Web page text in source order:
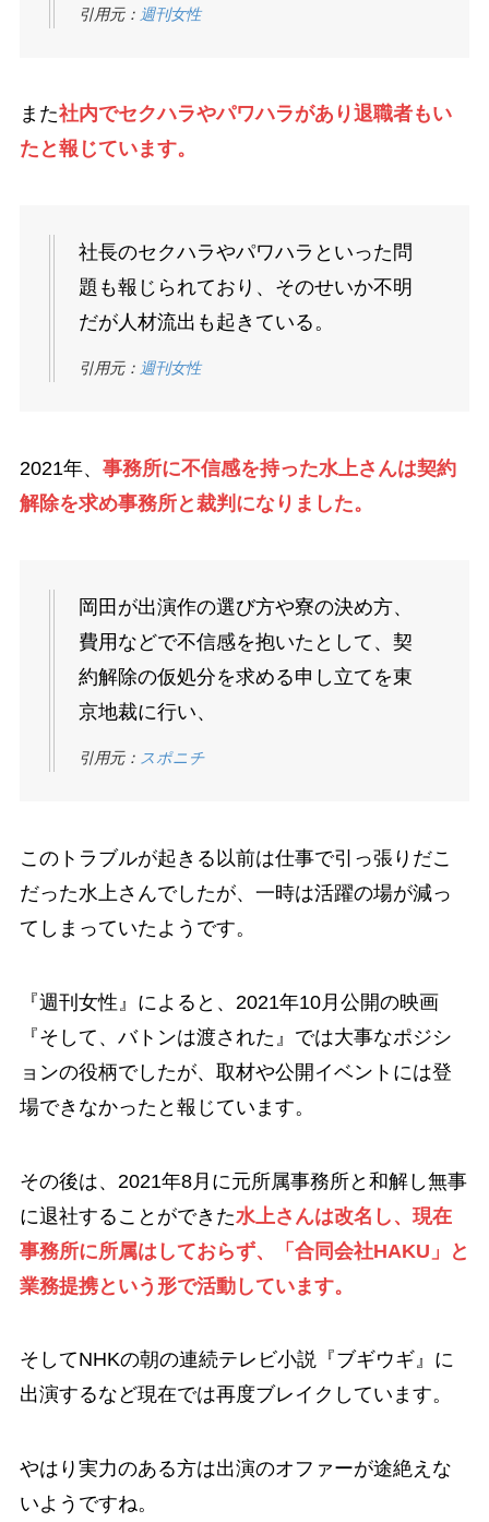
引用元： 週刊女性
また社内でセクハラやパワハラがあり退職者もい
たと報じています。
社長のセクハラやパワハラといった問
題も報じられており、そのせいか不明
だが人材流出も起きている。
引用元： 週刊女性
2021年、 事務所に不信感を持った水上さんは契約
解除を求め事務所と裁判になりました。
岡田が出演作の選び方や寮の決め方、
費用などで不信感を抱いたとして、契
約解除の仮処分を求める申し立てを東
京地裁に行い、
引用元： スポニチ
このトラブルが起きる以前は仕事で引っ張りだこ
だった水上さんでしたが、一時は活躍の場が減っ
てしまっていたようです。
『週刊女性』によると、2021年10月公開の映画
『そして、バトンは渡された』では大事なポジシ
ョンの役柄でしたが、取材や公開イベントには登
場できなかったと報じています。
その後は、2021年8月に元所属事務所と和解し無事
に退社することができた水上さんは改名し、現在
事務所に所属はしておらず、「合同会社HAKU」と
業務提携という形で活動しています。
そしてNHKの朝の連続テレビ小説『ブギウギ』に
出演するなど現在では再度ブレイクしています。
やはり実力のある方は出演のオファーが途絶えな
いようですね。